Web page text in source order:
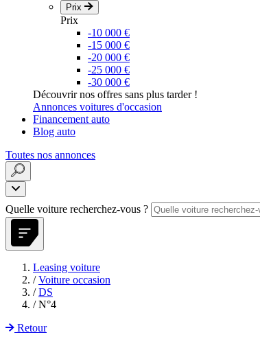
Prix
Prix
-10 000 €
-15 000 €
-20 000 €
-25 000 €
-30 000 €
Découvrir nos offres sans plus tarder !
Annonces voitures d'occasion
Financement auto
Blog auto
Toutes nos annonces
Quelle voiture recherchez-vous ?
Leasing voiture
/ Voiture occasion
/ DS
/ N°4
Retour